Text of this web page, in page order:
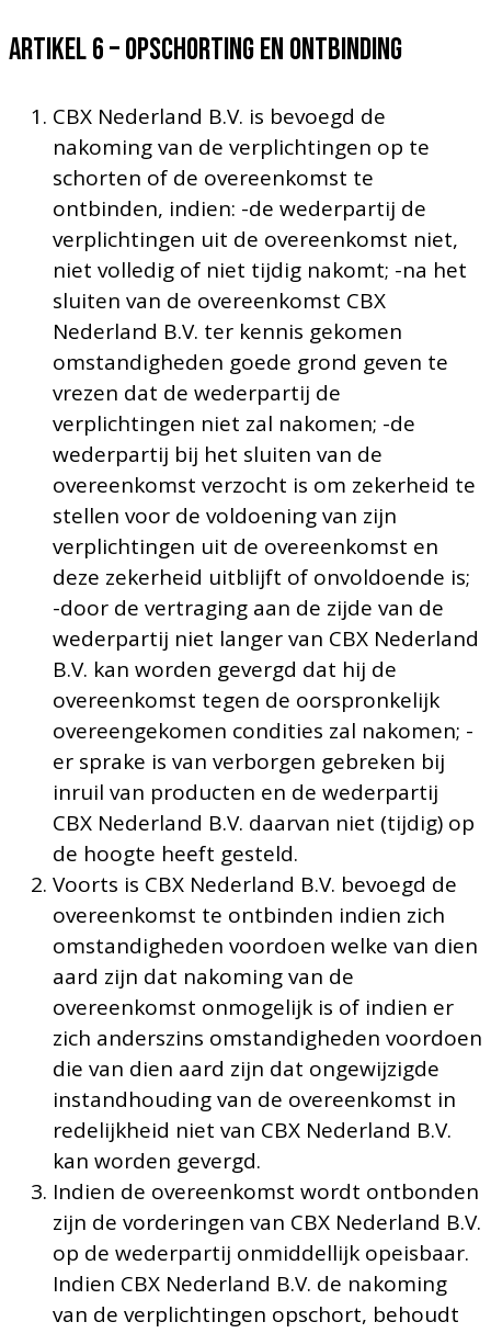
Artikel 6 – OPSCHORTING EN ONTBINDING
CBX Nederland B.V. is bevoegd de
nakoming van de verplichtingen op te
schorten of de overeenkomst te
ontbinden, indien: -de wederpartij de
verplichtingen uit de overeenkomst niet,
niet volledig of niet tijdig nakomt; -na het
sluiten van de overeenkomst CBX
Nederland B.V. ter kennis gekomen
omstandigheden goede grond geven te
vrezen dat de wederpartij de
verplichtingen niet zal nakomen; -de
wederpartij bij het sluiten van de
overeenkomst verzocht is om zekerheid te
stellen voor de voldoening van zijn
verplichtingen uit de overeenkomst en
deze zekerheid uitblijft of onvoldoende is;
-door de vertraging aan de zijde van de
wederpartij niet langer van CBX Nederland
B.V. kan worden gevergd dat hij de
overeenkomst tegen de oorspronkelijk
overeengekomen condities zal nakomen; -
er sprake is van verborgen gebreken bij
inruil van producten en de wederpartij
CBX Nederland B.V. daarvan niet (tijdig) op
de hoogte heeft gesteld.
Voorts is CBX Nederland B.V. bevoegd de
overeenkomst te ontbinden indien zich
omstandigheden voordoen welke van dien
aard zijn dat nakoming van de
overeenkomst onmogelijk is of indien er
zich anderszins omstandigheden voordoen
die van dien aard zijn dat ongewijzigde
instandhouding van de overeenkomst in
redelijkheid niet van CBX Nederland B.V.
kan worden gevergd.
Indien de overeenkomst wordt ontbonden
zijn de vorderingen van CBX Nederland B.V.
op de wederpartij onmiddellijk opeisbaar.
Indien CBX Nederland B.V. de nakoming
van de verplichtingen opschort, behoudt